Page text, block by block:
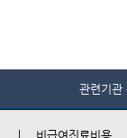
관련기관
비급여진료비용